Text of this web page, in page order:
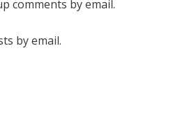
comments by email.
by email.